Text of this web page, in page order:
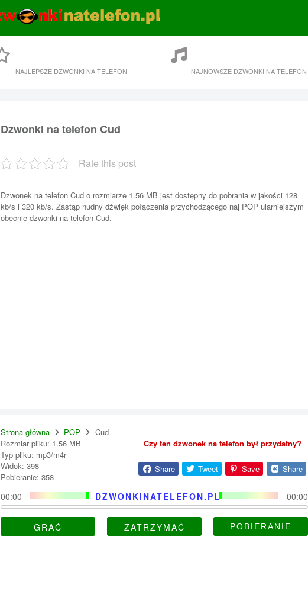
NAJLEPSZE DZWONKI NA TELEFON NAJNOWSZE DZWONKI NA TELEFON
Dzwonki na telefon Cud
Rate this post
Dzwonek na telefon Cud o rozmiarze 1.56 MB jest dostępny do pobrania w jakości 128
kb/s i 320 kb/s. Zastąp nudny dźwięk połączenia przychodzącego naj POP ularniejszym
obecnie dzwonki na telefon Cud.
Strona główna POP
Cud
Rozmiar pliku: 1.56 MB
Typ pliku: mp3/m4r
Widok: 398
Pobieranie: 358
Czy ten dzwonek na telefon był przydatny?
Share Tweet Save Share
DZWONKINATELEFON.PL
00:00 00:00
GRAĆ ZATRZYMAĆ